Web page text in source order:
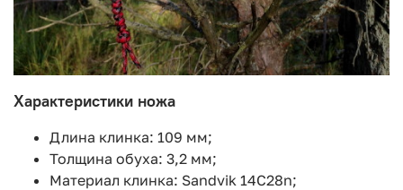
Характеристики ножа
Длина клинка: 109 мм;
Толщина обуха: 3,2 мм;
Материал клинка: Sandvik 14C28n;